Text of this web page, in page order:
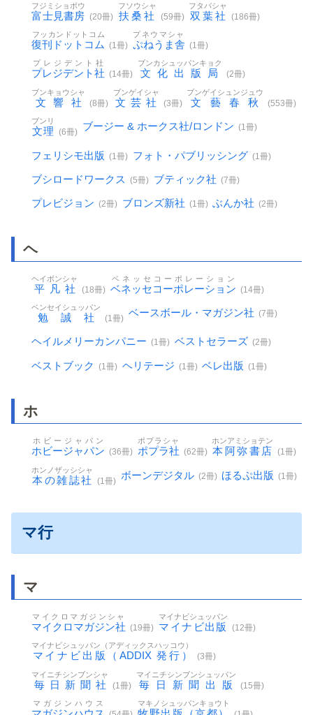
富士見書房
フジミショボウ
(20冊) 扶桑社
フソウシャ
(59冊) 双葉社
フタバシャ
(186冊)
復刊ドットコム
フッカンドットコム
(1冊) ぷねうま舎
プネウマシャ
(1冊)
プレジデント社
プレジデント社
(14冊) 文化出版局
ブンカシュッパンキョク
(2冊)
文響社
ブンキョウシャ
(8冊) 文芸社
ブンゲイシャ
(3冊) 文藝春秋
ブンゲイシュンジュウ
(553冊)
文理
ブンリ
(6冊) ブージー & ホークス社/ロンドン (1冊)
フェリシモ出版 (1冊) フォト・パブリッシング (1冊)
ブシロードワークス (5冊) ブティック社 (7冊)
プレビジョン (2冊) ブロンズ新社 (1冊) ぶんか社 (2冊)
ヘ
平凡社
ヘイボンシャ
(18冊) ベネッセコーポレーション
ベネッセコーポレーション
(14冊)
勉誠社
ベンセイシュッパン
(1冊) ベースボール・マガジン社 (7冊)
ヘイルメリーカンパニー (1冊) ベストセラーズ (2冊)
ベストブック (1冊) ヘリテージ (1冊) ベレ出版 (1冊)
ホ
ホビージャパン
ホビージャパン
(36冊) ポプラ社
ポプラシャ
(62冊) 本阿弥書店
ホンアミショテン
(1冊)
本の雑誌社
ホンノザッシシャ
(1冊) ボーンデジタル (2冊) ほるぷ出版 (1冊)
マ行
マ
マイクロマガジン社
マイクロマガジンシャ
(19冊) マイナビ出版
マイナビシュッパン
(12冊)
マイナビ出版（ADDIX 発行）
マイナビシュッパン（アディックスハッコウ）
(3冊)
毎日新聞社
マイニチシンブンシャ
(1冊) 毎日新聞出版
マイニチシンブンシュッパン
(15冊)
マガジンハウス マキノシュッパンキョウト